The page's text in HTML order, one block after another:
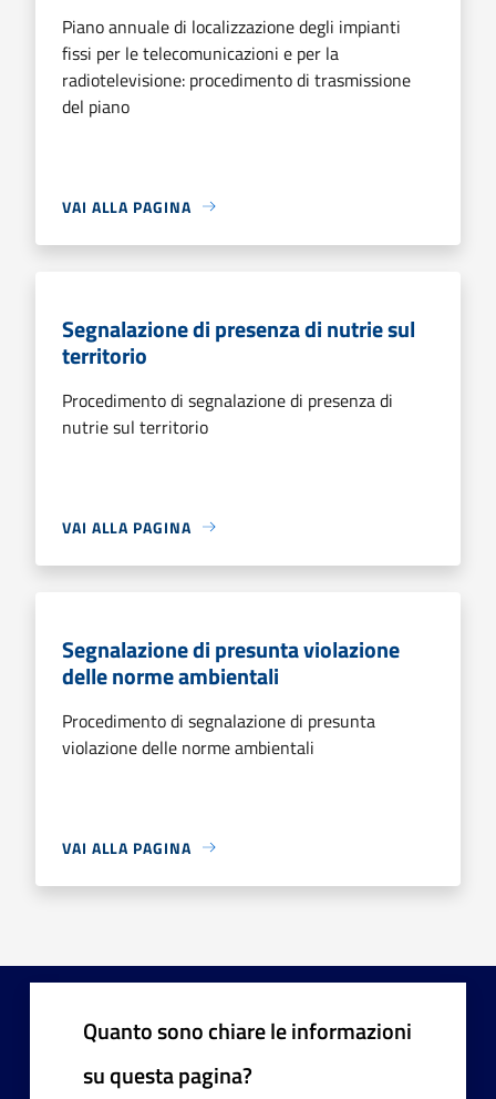
Piano annuale di localizzazione degli impianti
fissi per le telecomunicazioni e per la
radiotelevisione: procedimento di trasmissione
del piano
VAI ALLA PAGINA
Segnalazione di presenza di nutrie sul
territorio
Procedimento di segnalazione di presenza di
nutrie sul territorio
VAI ALLA PAGINA
Segnalazione di presunta violazione
delle norme ambientali
Procedimento di segnalazione di presunta
violazione delle norme ambientali
VAI ALLA PAGINA
Quanto sono chiare le informazioni
su questa pagina?